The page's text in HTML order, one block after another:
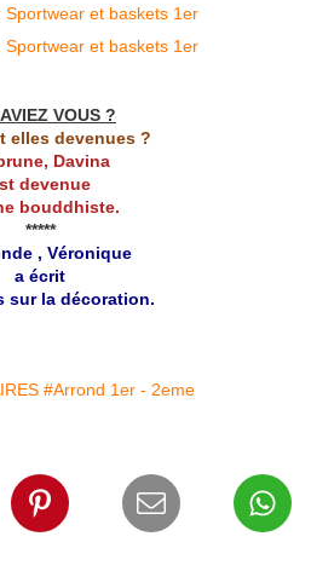
VOUS ?
elles devenues ?
Davina
devenue
bouddhiste.
*****
, Véronique
a écrit
sur la décoration.
#Arrond 1er - 2eme